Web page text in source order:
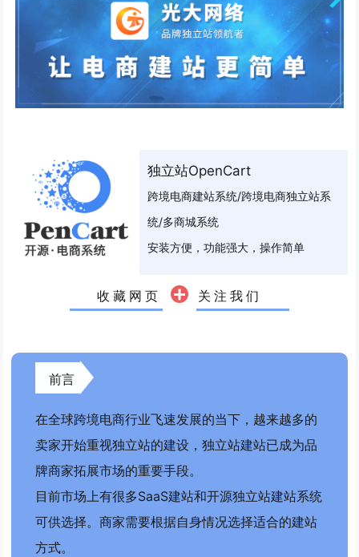
独立站OpenCart
跨境电商建站系统/跨境电商独立站系
统/多商城系统
安装方便，功能强大，操作简单
收藏网页 关注我们
前言
在全球跨境电商行业飞速发展的当下，越来越多的
卖家开始重视独立站的建设，独立站建站已成为品
牌商家拓展市场的重要手段。
目前市场上有很多SaaS建站和开源独立站建站系统
可供选择。商家需要根据自身情况选择适合的建站
方式。